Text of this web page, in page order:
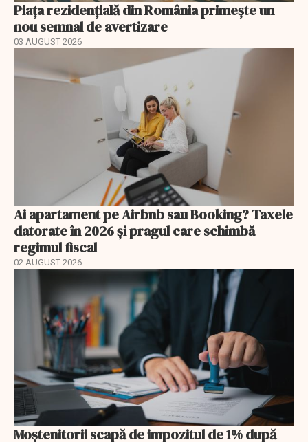
Piața rezidențială din România primește un
nou semnal de avertizare
03 AUGUST 2026
Ai apartament pe Airbnb sau Booking? Taxele
datorate în 2026 și pragul care schimbă
regimul fiscal
02 AUGUST 2026
Moștenitorii scapă de impozitul de 1% după